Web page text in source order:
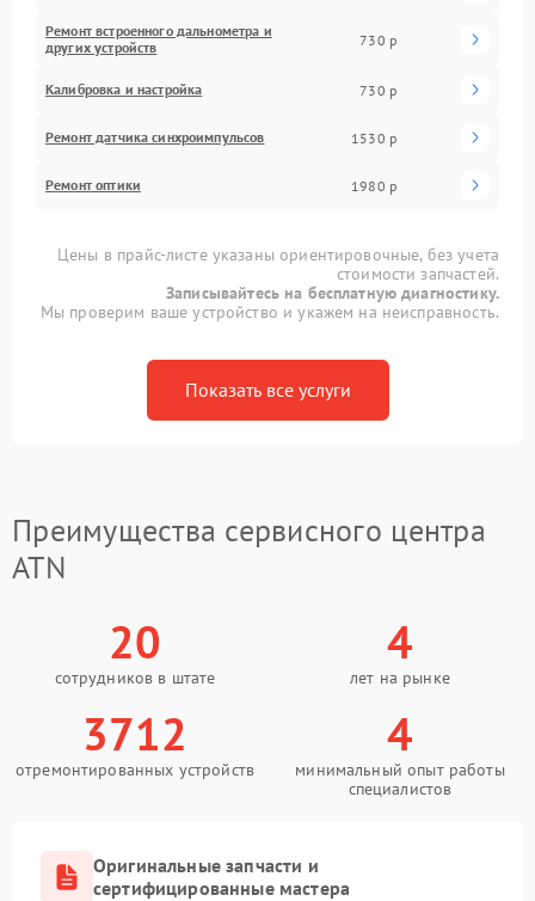
Ремонт встроенного дальнометра и
других устройств
730 р
Калибровка и настройка 730 р
Ремонт датчика синхроимпульсов 1530 р
Ремонт оптики 1980 р
Цены в прайс-листе указаны ориентировочные, без учета
стоимости запчастей.
Записывайтесь на бесплатную диагностику.
Мы проверим ваше устройство и укажем на неисправность.
Показать все услуги
Преимущества сервисного центра
ATN
20
сотрудников в штате
4
лет на рынке
3712
отремонтированных устройств
4
минимальный опыт работы
специалистов
Оригинальные запчасти и
сертифицированные мастера